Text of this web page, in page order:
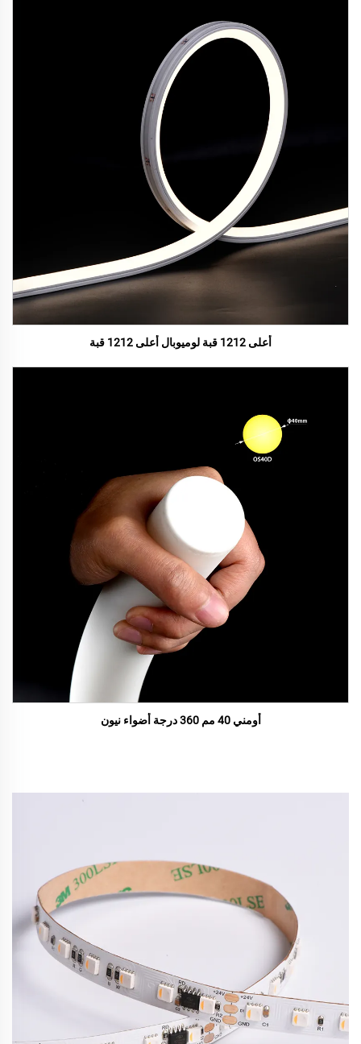
أعلى 1212 قبة لوميوبال أعلى 1212 قبة
أومني 40 مم 360 درجة أضواء نيون